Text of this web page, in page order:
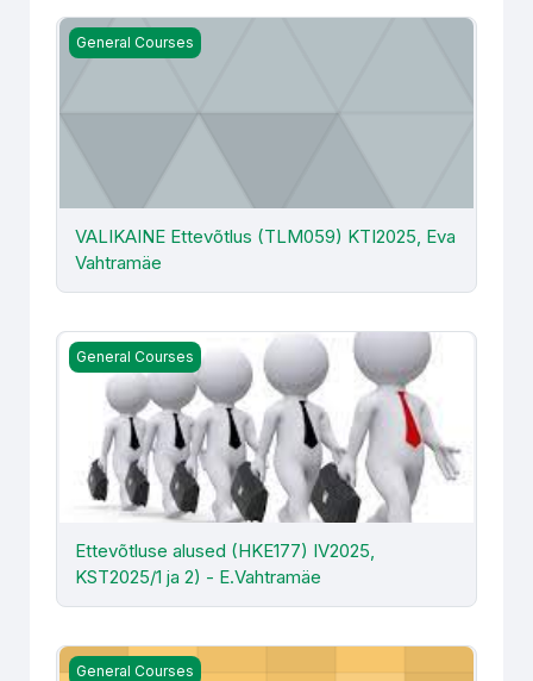
VALIKAINE Ettevõtlus (TLM059) KTI2025, Eva
General Courses
VALIKAINE Ettevõtlus (TLM059) KTI2025, Eva
Vahtramäe
Ettevõtluse alused (HKE177) IV2025, KST2025/1 ja 2) -
General Courses
Ettevõtluse alused (HKE177) IV2025,
KST2025/1 ja 2) - E.Vahtramäe
Väljendus- ja väitlusõpetus (HKE 105) - M. Pärenson
General Courses